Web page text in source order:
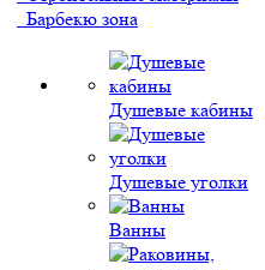
Барбекю зона
Душевые кабины
Душевые уголки
Ванны